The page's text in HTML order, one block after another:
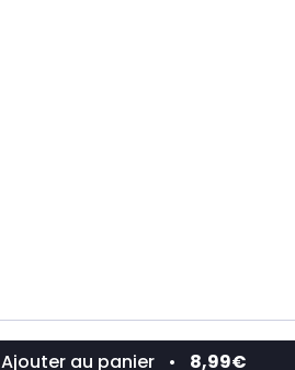
Ajouter au panier • 8,99€